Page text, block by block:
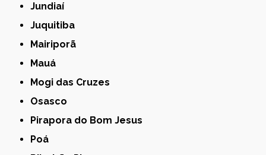
Jundiaí
Juquitiba
Mairiporã
Mauá
Mogi das Cruzes
Osasco
Pirapora do Bom Jesus
Poá